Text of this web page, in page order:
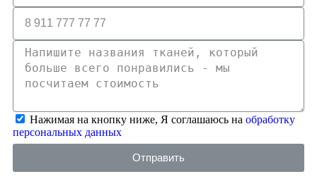
Нажимая на кнопку ниже, Я соглашаюсь на обработку
персональных данных
Отправить